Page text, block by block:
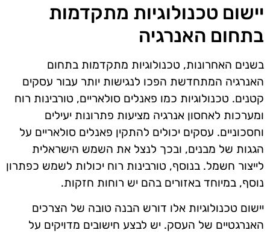
יישום טכנולוגיות מתקדמות
בתחום האנרגיה
בשנים האחרונות, טכנולוגיות מתקדמות בתחום
האנרגיה המתחדשת הפכו לנגישות יותר עבור עסקים
קטנים. טכנולוגיות כמו פאנלים סולאריים, טורבינות רוח
ומערכות לאחסון אנרגיה מציעות פתרונות יעילים
וחסכוניים. עסקים יכולים להתקין פאנלים סולאריים על
הגגות של מבנים, ובכך לנצל את השמש הישראלית
לייצור חשמל. בנוסף, טורבינות רוח יכולות לשמש כפתרון
נוסף, במיוחד באזורים בהם יש רוחות חזקות.
יישום טכנולוגיות אלו דורש הבנה טובה של הצרכים
האנרגטיים של העסק. יש לבצע חישובים מדויקים על